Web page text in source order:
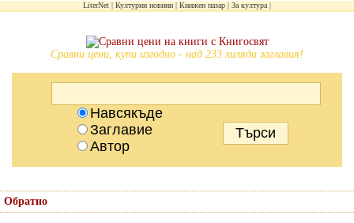
LiterNet Културни новини Книжен пазар За култура
Сравни цени, купи изгодно - над 233 хиляди заглавия!
Навсякъде
Заглавие
Автор
Обратно